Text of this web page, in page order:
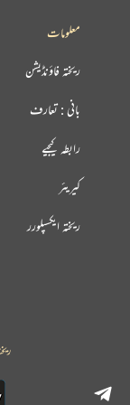
معلومات
ریختہ فاؤنڈیشن
بانی : تعارف
رابطہ کیجیے
کیریئر
ریختہ ایکسپلورر